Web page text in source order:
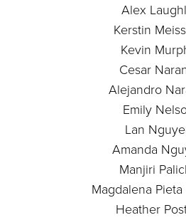
Alex
Kerstin
Kevin
Cesar
Alejandro
Emily
Lan
Amanda
Manjiri
Magdalena
Heather